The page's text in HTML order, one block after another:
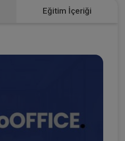
Eğitim İçeriği